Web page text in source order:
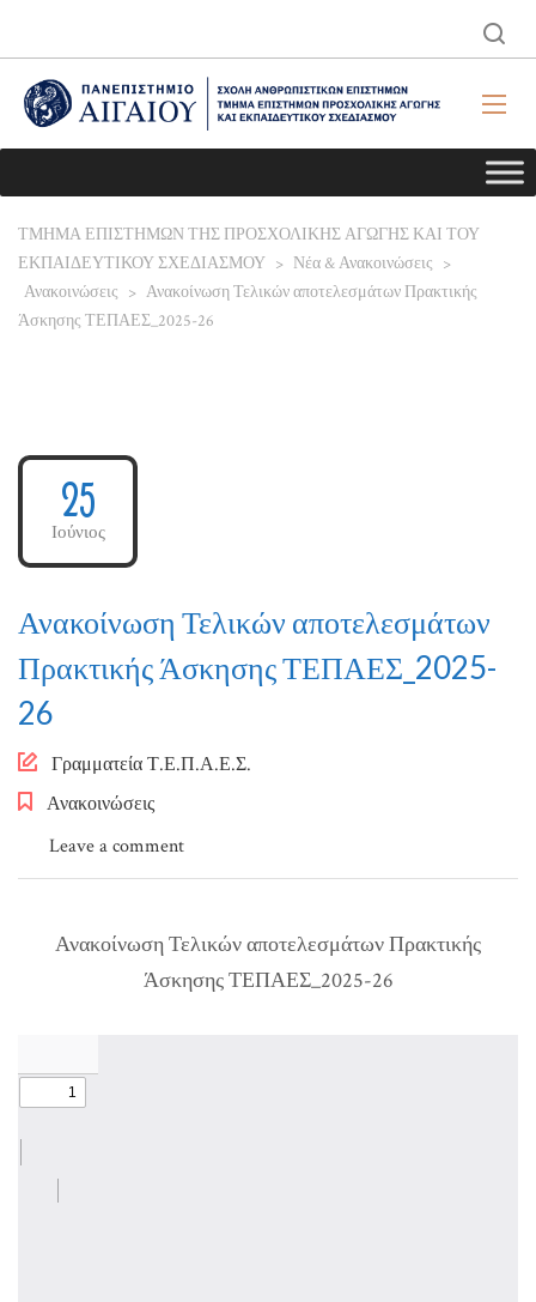
ΤΜΗΜΑ ΕΠΙΣΤΗΜΩΝ ΤΗΣ ΠΡΟΣΧΟΛΙΚΗΣ ΑΓΩΓΗΣ ΚΑΙ ΤΟΥ
ΕΚΠΑΙΔΕΥΤΙΚΟΥ ΣΧΕΔΙΑΣΜΟΥ > Νέα & Ανακοινώσεις >
Ανακοινώσεις > Ανακοίνωση Τελικών αποτελεσμάτων Πρακτικής
Άσκησης ΤΕΠΑΕΣ_2025-26
25
Ιούνιος
Ανακοίνωση Τελικών αποτελεσμάτων
Πρακτικής Άσκησης ΤΕΠΑΕΣ_2025-
26
Author
Γραμματεία Τ.Ε.Π.Α.Ε.Σ.
Ανακοινώσεις
Leave a comment
Ανακοίνωση Τελικών αποτελεσμάτων Πρακτικής
Άσκησης ΤΕΠΑΕΣ_2025-26